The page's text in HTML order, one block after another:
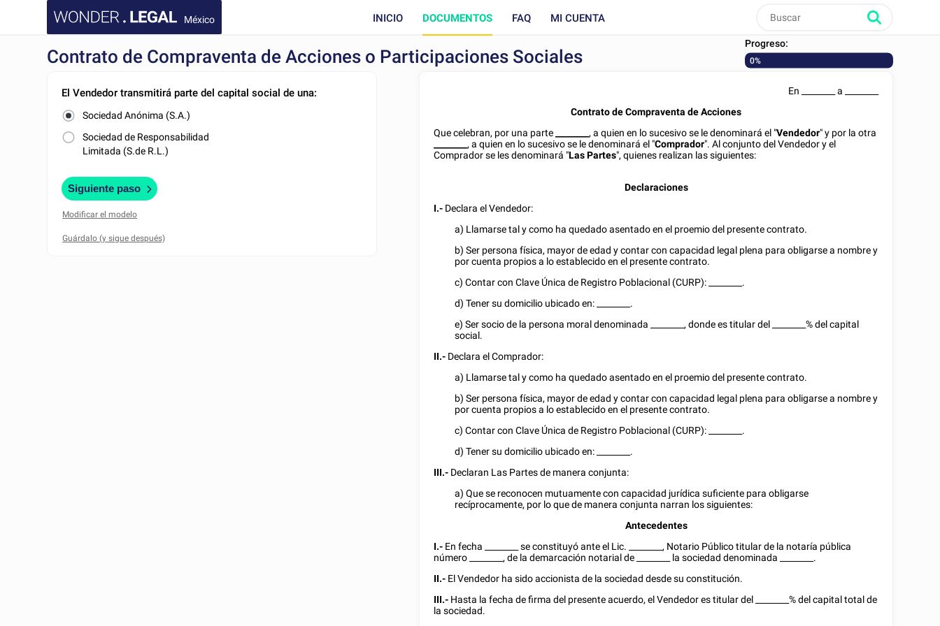
México INICIO DOCUMENTOS FAQ MI CUENTA
Contrato de Compraventa de Acciones o Participaciones Sociales
Progreso:
0%
El Vendedor transmitirá parte del capital social de una:
Sociedad Anónima (S.A.)
Sociedad de Responsabilidad
Limitada (S.de R.L.)
Siguiente paso
Modificar el modelo
En a
Contrato de Compraventa de Acciones
Que celebran, por una parte
, a quien en lo sucesivo se le denominará el "Vendedor" y por la otra
, a quien en lo sucesivo se le denominará el "Comprador". Al conjunto del Vendedor y el
Comprador se les denominará "Las Partes", quienes realizan las siguientes:
Declaraciones
I.- Declara el Vendedor:
a) Llamarse tal y como ha quedado asentado en el proemio del presente contrato.
b) Ser persona física, mayor de edad y contar con capacidad legal plena para obligarse a nombre y
por cuenta propios a lo establecido en el presente contrato.
c) Contar con Clave Única de Registro Poblacional (CURP):
.
d) Tener su domicilio ubicado en:
.
e) Ser socio de la persona moral denominada
, donde es titular del ________% del capital
social.
II.- Declara el Comprador:
a) Llamarse tal y como ha quedado asentado en el proemio del presente contrato.
b) Ser persona física, mayor de edad y contar con capacidad legal plena para obligarse a nombre y
por cuenta propios a lo establecido en el presente contrato.
c) Contar con Clave Única de Registro Poblacional (CURP):
.
d) Tener su domicilio ubicado en:
.
III.- Declaran Las Partes de manera conjunta:
a) Que se reconocen mutuamente con capacidad jurídica suficiente para obligarse
recíprocamente, por lo que de manera conjunta narran los siguientes:
Antecedentes
I.- En fecha se constituyó ante el Lic.
, Notario Público titular de la notaría pública
número
, de la demarcación notarial de la sociedad denominada
.
II.- El Vendedor ha sido accionista de la sociedad desde su constitución.
III.- Hasta la fecha de firma del presente acuerdo, el Vendedor es titular del ________% del capital total de
la sociedad.